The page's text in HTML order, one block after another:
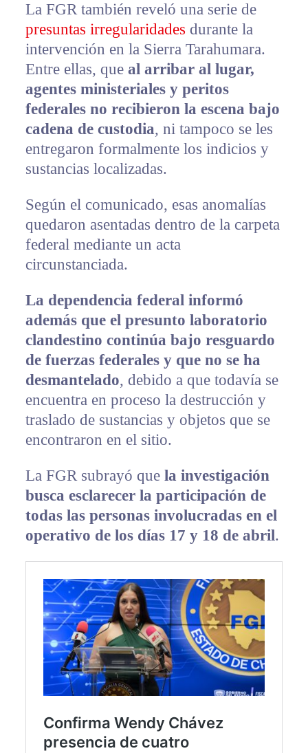
La FGR también reveló una serie de
presuntas irregularidades durante la
intervención en la Sierra Tarahumara.
Entre ellas, que al arribar al lugar,
agentes ministeriales y peritos
federales no recibieron la escena bajo
cadena de custodia, ni tampoco se les
entregaron formalmente los indicios y
sustancias localizadas.
Según el comunicado, esas anomalías
quedaron asentadas dentro de la carpeta
federal mediante un acta
circunstanciada.
La dependencia federal informó
además que el presunto laboratorio
clandestino continúa bajo resguardo
de fuerzas federales y que no se ha
desmantelado, debido a que todavía se
encuentra en proceso la destrucción y
traslado de sustancias y objetos que se
encontraron en el sitio.
La FGR subrayó que la investigación
busca esclarecer la participación de
todas las personas involucradas en el
operativo de los días 17 y 18 de abril.